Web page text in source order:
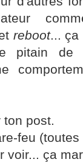
reboot... ça
pitain de
post.
feu
voir... ça